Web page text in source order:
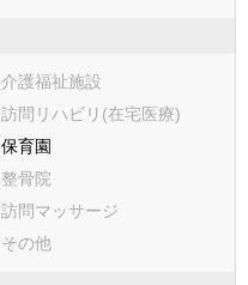
久留米市
飯塚市
柳川市
筑後市
行橋市
中間市
介護福祉施設
訪問リハビリ(在宅医療)
保育園
整骨院
訪問マッサージ
その他